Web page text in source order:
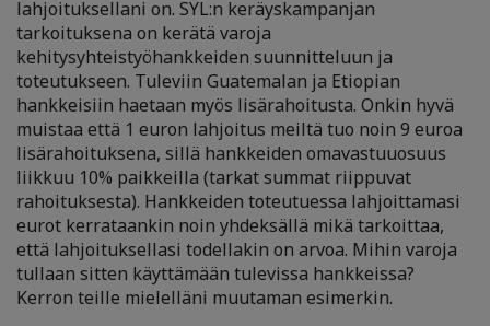
lahjoituksellani on. SYL:n keräyskampanjan
tarkoituksena on kerätä varoja
kehitysyhteistyöhankkeiden suunnitteluun ja
toteutukseen. Tuleviin Guatemalan ja Etiopian
hankkeisiin haetaan myös lisärahoitusta. Onkin hyvä
muistaa että 1 euron lahjoitus meiltä tuo noin 9 euroa
lisärahoituksena, sillä hankkeiden omavastuuosuus
liikkuu 10% paikkeilla (tarkat summat riippuvat
rahoituksesta). Hankkeiden toteutuessa lahjoittamasi
eurot kerrataankin noin yhdeksällä mikä tarkoittaa,
että lahjoituksellasi todellakin on arvoa. Mihin varoja
tullaan sitten käyttämään tulevissa hankkeissa?
Kerron teille mielelläni muutaman esimerkin.